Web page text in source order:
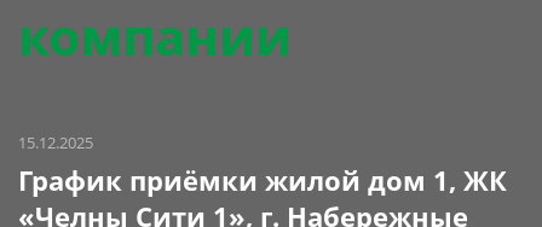
компании
15.12.2025
График приёмки жилой дом 1, ЖК
«Челны Сити 1», г. Набережные